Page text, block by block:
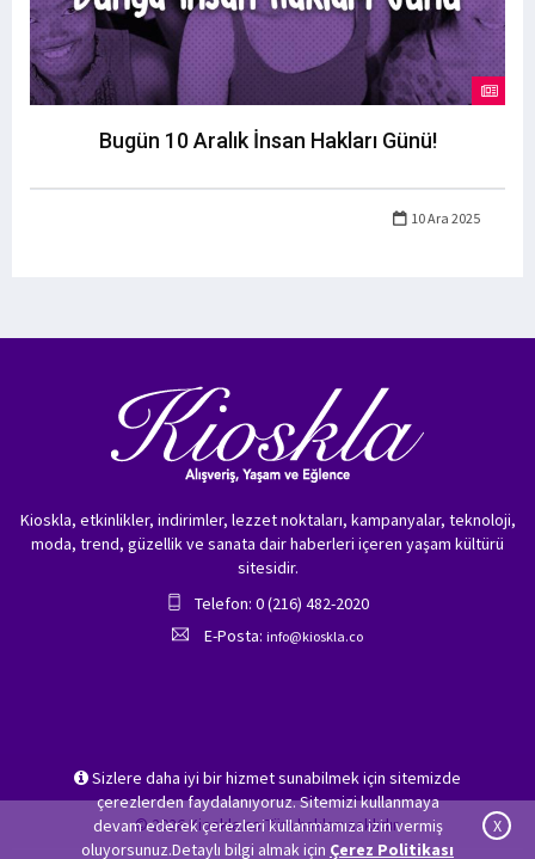
Bugün 10 Aralık İnsan Hakları Günü!
10 Ara 2025
Sizlere daha iyi bir hizmet sunabilmek için sitemizde
çerezlerden faydalanıyoruz. Sitemizi kullanmaya
devam ederek çerezleri kullanmamıza izin vermiş
oluyorsunuz.Detaylı bilgi almak için Çerez Politikası
X
Kioskla, etkinlikler, indirimler, lezzet noktaları, kampanyalar, teknoloji,
moda, trend, güzellik ve sanata dair haberleri içeren yaşam kültürü
sitesidir.
Telefon: 0 (216) 482-2020
E-Posta: info@kioskla.co
© 2026 Kioskla.co Tüm hakları saklıdır.